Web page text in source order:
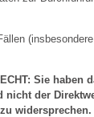
Sie
nicht der
widersprechen.